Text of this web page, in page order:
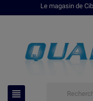
Le magasin de
